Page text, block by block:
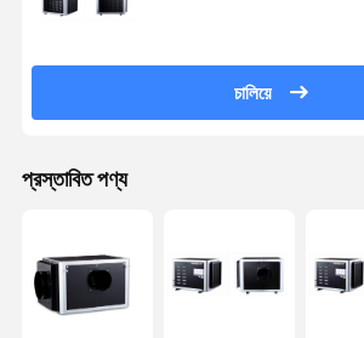
চালিয়ে
প্রস্তাবিত পণ্য